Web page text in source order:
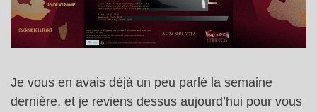
Je vous en avais déjà un peu parlé la semaine
dernière, et je reviens dessus aujourd’hui pour vous